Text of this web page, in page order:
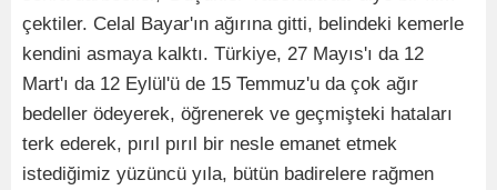
çektiler. Celal Bayar'ın ağırına gitti, belindeki kemerle
kendini asmaya kalktı. Türkiye, 27 Mayıs'ı da 12
Mart'ı da 12 Eylül'ü de 15 Temmuz'u da çok ağır
bedeller ödeyerek, öğrenerek ve geçmişteki hataları
terk ederek, pırıl pırıl bir nesle emanet etmek
istediğimiz yüzüncü yıla, bütün badirelere rağmen